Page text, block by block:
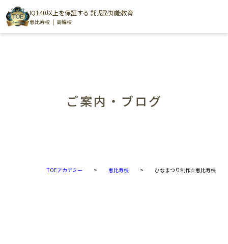
IQ140以上を保証する 託児型知能教育
恵比寿校 高輪校
ご案内・ブログ
TOEアカデミー > 恵比寿校 > ひなまつり制作☆恵比寿校